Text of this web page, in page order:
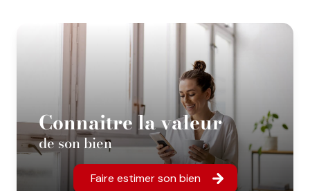
Connaitre la valeur
de son bien
Faire estimer son bien